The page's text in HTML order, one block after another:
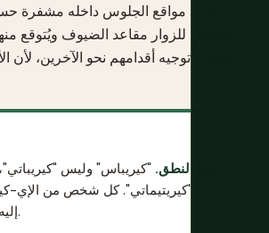
قرية. مواقع الجلوس داخله مشفرة
يُخصص للزوار مقاعد الضيوف ويُتوقع
متجنبين توجيه أقدامهم نحو الآخرين، لأن
تعلّم النطق. "كيريباس" وليس
وليس "كيريتيماتي". كل شخص من الإي-
إليه سيلاحظ ذلك.